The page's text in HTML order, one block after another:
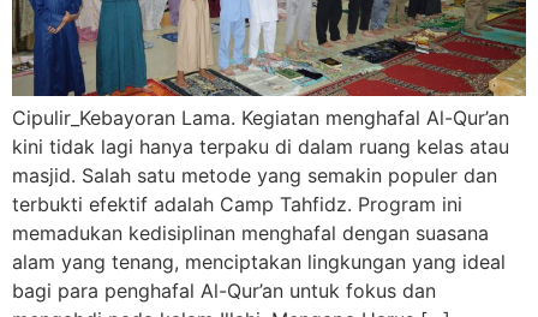
Cipulir_Kebayoran Lama. Kegiatan menghafal Al-Qur’an
kini tidak lagi hanya terpaku di dalam ruang kelas atau
masjid. Salah satu metode yang semakin populer dan
terbukti efektif adalah Camp Tahfidz. Program ini
memadukan kedisiplinan menghafal dengan suasana
alam yang tenang, menciptakan lingkungan yang ideal
bagi para penghafal Al-Qur’an untuk fokus dan